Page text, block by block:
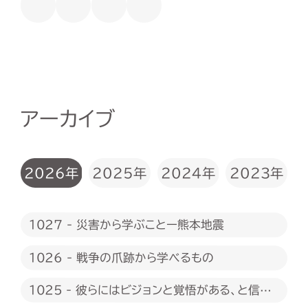
アーカイブ
2026年 2025年 2024年 2023年
1027 - 災害から学ぶことー熊本地震
1026 - 戦争の爪跡から学べるもの
1025 - 彼らにはビジョンと覚悟がある、と信じ